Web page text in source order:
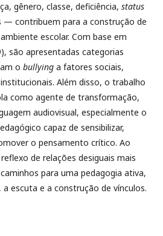
gênero, classe, deficiência, status
contribuem para a construção de
escolar. Com base em
são apresentadas categorias
o bullying a fatores sociais,
Além disso, o trabalho
como agente de transformação,
audiovisual, especialmente o
capaz de sensibilizar,
o pensamento crítico. Ao
de relações desiguais mais
para uma pedagogia ativa,
escuta e a construção de vínculos.